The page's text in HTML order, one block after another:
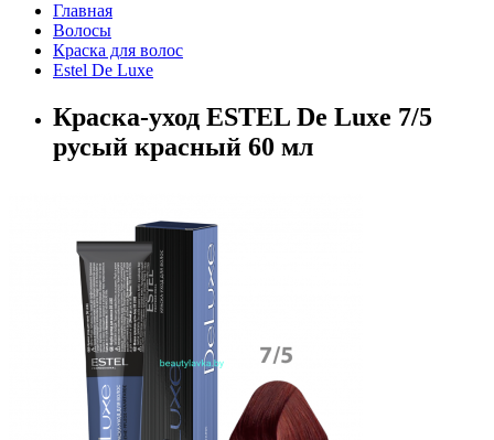
Главная
Волосы
Краска для волос
Estel De Luxe
Краска-уход ESTEL De Luxe 7/5
русый красный 60 мл